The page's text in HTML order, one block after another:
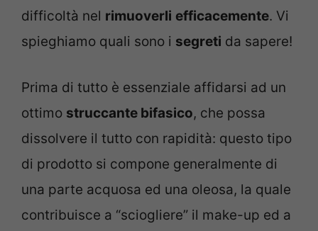
difficoltà nel rimuoverli efficacemente. Vi
spieghiamo quali sono i segreti da sapere!
Prima di tutto è essenziale affidarsi ad un
ottimo struccante bifasico, che possa
dissolvere il tutto con rapidità: questo tipo
di prodotto si compone generalmente di
una parte acquosa ed una oleosa, la quale
contribuisce a “sciogliere” il make-up ed a